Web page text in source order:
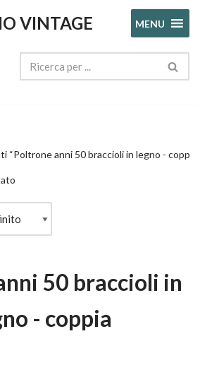
VINTAGE MENU
“Poltrone anni 50 braccioli in legno - coppia”
50 braccioli in
- coppia